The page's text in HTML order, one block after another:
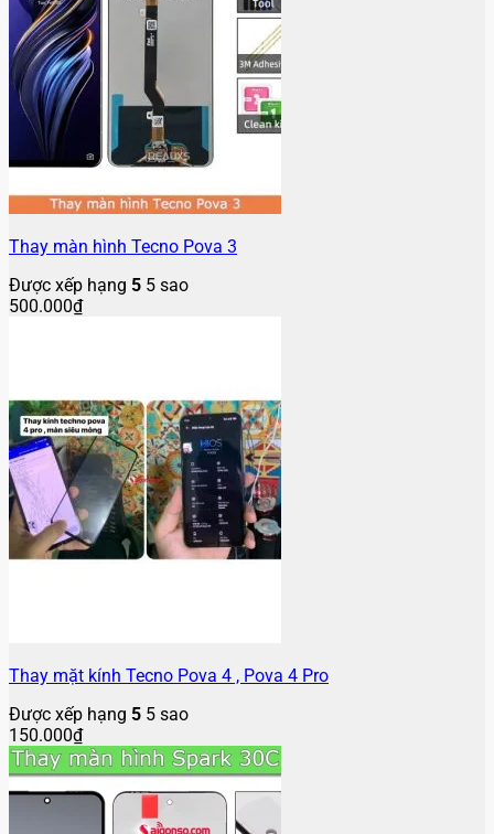
Thay màn hình Tecno Pova 3
Được xếp hạng 5 5 sao
500.000₫
Thay mặt kính Tecno Pova 4 , Pova 4 Pro
Được xếp hạng 5 5 sao
150.000₫